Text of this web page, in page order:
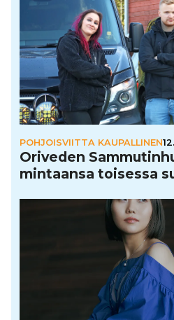
POHJOISVIITTA KAUPALLINEN
Oriveden
min­taansa toisessa